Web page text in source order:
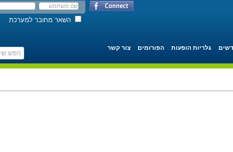
השאר מחובר למערכת
גלריות הופעות הפורומים צור קשר